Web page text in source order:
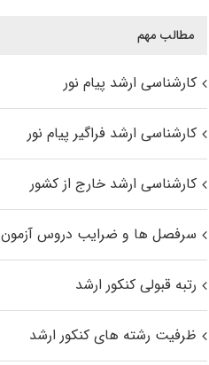
مطالب مهم
کارشناسی ارشد پیام نور
کارشناسی ارشد فراگیر پیام نور
کارشناسی ارشد خارج از کشور
سرفصل ها و ضرایب دروس آزمون
رتبه قبولی کنکور ارشد
ظرفیت رشته های کنکور ارشد